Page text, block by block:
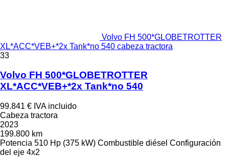
Volvo FH 500*GLOBETROTTER
XL*ACC*VEB+*2x Tank*no 540 cabeza tractora
33
Volvo FH 500*GLOBETROTTER
XL*ACC*VEB+*2x Tank*no 540
99.841 € IVA incluido
Cabeza tractora
2023
199.800 km
Potencia 510 Hp (375 kW) Combustible diésel Configuración
del eje 4x2